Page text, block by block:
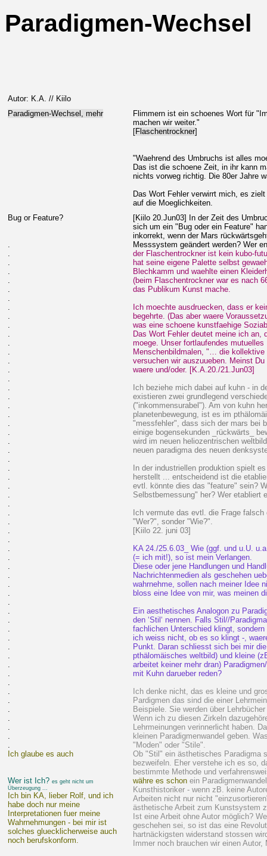
Paradigmen-Wechsel
Autor: K.A. // Kiilo
Paradigmen-Wechsel, mehr
Flimmern ist ein schoenes Wort für
machen wir weiter."
[Flaschentrockner]
"Waehrend des Umbruchs ist alles
Das ist die schoene Zeit, in ihr kann
nichts vorweg richtig. Die 80er Jahre
Das Wort Fehler verwirrt mich, es
auf die Moeglichkeiten.
Bug or Feature?
.
.
.
.
.
.
.
.
.
.
.
.
.
.
.
.
.
.
.
.
.
.
.
.
.
.
.
.
.
.
.
.
.
.
.
.
.
.
.
.
.
.
.
.
.
.
.
.
.
.
.
.
.
.
.
.
.
Ich glaube es auch
Wer ist Ich? es geht nicht um
Überzeugung ...
Ich bin KA, lieber Rolf, und ich
habe doch nur meine
Interpretationen fuer meine
Wahrnehmungen - bei mir ist
solches gluecklicherweise auch
noch berufskonform.
[Kiilo 20.Jun03] In der Zeit des
sich um ein "Bug oder ein Feature"
inkorrekt, wenn der Mars
Messsystem geändert werden? Wer
der Flaschentrockner ist kein kubo-
hat seine eigene Palette selbst
Blechkamm und waehlte einen
(beim Flaschentrockner war es nach
das Publikum Kunst mache.
Ich moechte ausdruecken, dass er
begehrte. (Das aber waere
was eine schoene kunstfaehige
Das Wort Fehler deutet meine ich an,
moege. Unser fortlaufendes mutuelles
Menschenbildmalen, "… die
versuchen wir auszuueben. Meinst
waere und/oder. [K.A.20./21.Jun03]
Ich beziehe mich dabei auf kuhn - in
existieren zwei grundlegend
("inkommensurabel"). Am von kuhn
planetenbewegung, ist es im
"messfehler", dass sich der mars bei
einige bogensekunden _rückwärts_
wird im neuen heliozentrischen
neuen paradigma des neuen
In der industriellen produktion spielt
herstellt ... entscheidend ist die
evtl. könnte dies das "feature" sein?
Selbstbemessung" her? Wer etabliert
Ich vermute das evtl. die Frage
"Wer?", sonder "Wie?".
[Kiilo 22. juni 03]
KA 24./25.6.03_ Wie (ggf. und u.U.
(= ich mit!), so ist mein Verlangen.
Diese oder jene Handlungen und
Nachrichtenmedien als geschehen
wahrnehme, sollen nach meiner Idee
bloss eine Idee von mir, was meinen
Ein aesthetisches Analogon zu
den ‘Stil‘ nennen. Falls Stil//
fachlichen Unterschied klingt,
ich weiss nicht, ob es so klingt -,
Punkt. Daran schliesst sich bei mir
pthälomäisches weltbild) und kleine
arbeitet keiner mehr dran)
mit Kuhn darueber reden?
Ich denke nicht, das es kleine und
Pardigmen das sind die einer
Beispiele. Sie werden über
Wenn ich zu diesen Zirkeln
Lehrmeinungen verinnerlicht haben.
kleinen Paradigmenwandel geben.
"Moden" oder "Stile".
Ob "Stil" ein ästhetisches Paradigma
bezweifeln. Eher verstehe ich es so,
bestimmte Methode und
währe es schon ein
Kunsthistoriker - wenn zB. keine
Arbeiten nicht nur nicht
ästhetische Arbeit zum Kunstsystem
Ist eine Arbeit ohne Autor möglich?
geschehen sei, so ist das eine
hartnäckigsten widerstand stossen
Immer noch brauchen wir einen